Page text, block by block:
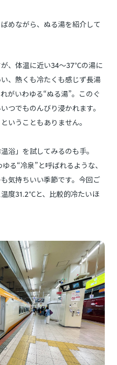
めながら、ぬる湯を紹介して
、体温に近い34〜37℃の湯に
、熱くも冷たくも感じず長湯
がいわゆる“ぬる湯”。このぐ
つでものんびり浸かれます。
いうこともありません。
浴」を試してみるのも手。
る“冷泉”と呼ばれるような、
気持ちいい季節です。今回ご
度31.2℃と、比較的冷たいほ